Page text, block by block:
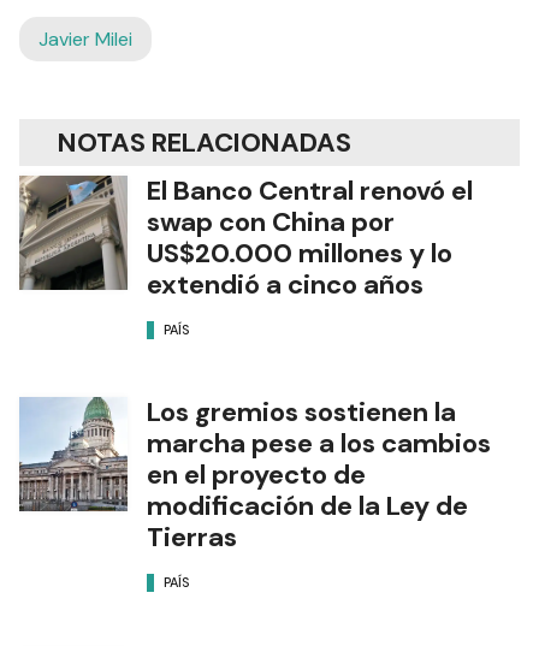
Javier Milei
NOTAS RELACIONADAS
El Banco Central renovó el
swap con China por
US$20.000 millones y lo
extendió a cinco años
PAÍS
Los gremios sostienen la
marcha pese a los cambios
en el proyecto de
modificación de la Ley de
Tierras
PAÍS